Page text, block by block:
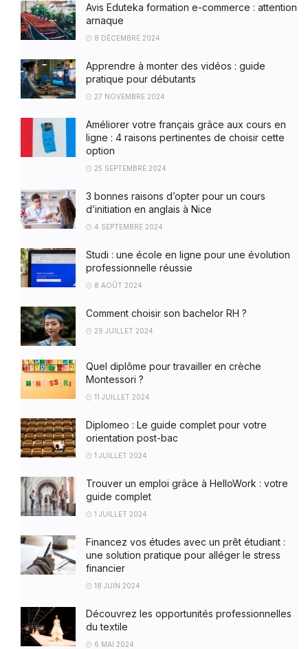
Avis Eduteka formation e-commerce : attention
arnaque
8 DÉCEMBRE 2024
Apprendre à monter des vidéos : guide
pratique pour débutants
27 NOVEMBRE 2024
Améliorer votre français grâce aux cours en
ligne : 4 raisons pertinentes de choisir cette
option
25 SEPTEMBRE 2024
3 bonnes raisons d’opter pour un cours
d’initiation en anglais à Nice
4 SEPTEMBRE 2024
Studi : une école en ligne pour une évolution
professionnelle réussie
8 AOÛT 2024
Comment choisir son bachelor RH ?
29 JUILLET 2024
Quel diplôme pour travailler en crèche
Montessori ?
11 JUILLET 2024
Diplomeo : Le guide complet pour votre
orientation post-bac
1 JUILLET 2024
Trouver un emploi grâce à HelloWork : votre
guide complet
1 JUILLET 2024
Financez vos études avec un prêt étudiant :
une solution pratique pour alléger le stress
financier
18 JUIN 2024
Découvrez les opportunités professionnelles
du textile
6 MAI 2024